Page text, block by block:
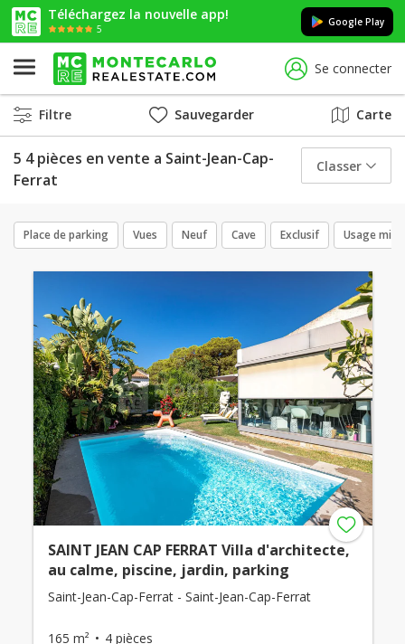
Téléchargez la nouvelle app!
5
Google Play
Se connecter
Filtre Sauvegarder Carte
5 4 pièces en vente a Saint-Jean-Cap-
Ferrat
Classer
Place de parking Vues Neuf Cave Exclusif Usage
SAINT JEAN CAP FERRAT Villa d'architecte,
au calme, piscine, jardin, parking
Saint-Jean-Cap-Ferrat - Saint-Jean-Cap-Ferrat
165 m² 4 pièces